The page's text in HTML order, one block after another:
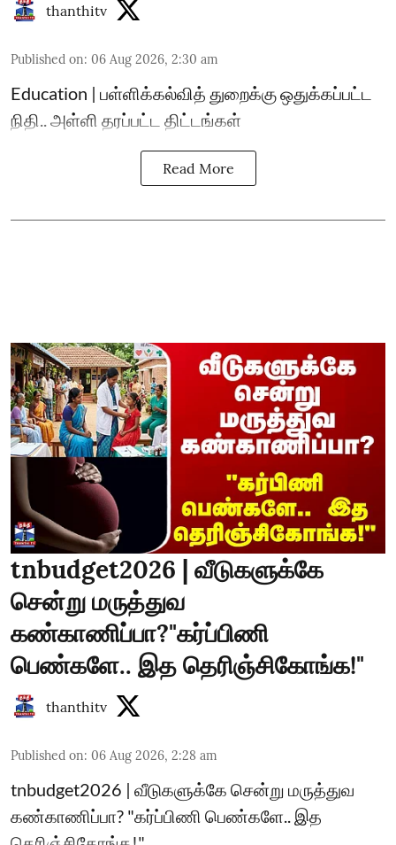
thanthitv
Published on: 06 Aug 2026, 2:30 am
Education | பள்ளிக்கல்வித் துறைக்கு ஒதுக்கப்பட்ட
நிதி.. அள்ளி தரப்பட்ட திட்டங்கள்
Read More
tnbudget2026 | வீடுகளுக்கே
சென்று மருத்துவ
கண்காணிப்பா?"கர்ப்பிணி
பெண்களே.. இத தெரிஞ்சிகோங்க!"
thanthitv
Published on: 06 Aug 2026, 2:28 am
tnbudget2026 | வீடுகளுக்கே சென்று மருத்துவ
கண்காணிப்பா? "கர்ப்பிணி பெண்களே.. இத